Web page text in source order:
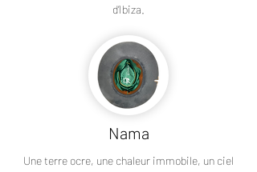
d’Ibiza.
Nama
Une terre ocre, une chaleur immobile, un ciel